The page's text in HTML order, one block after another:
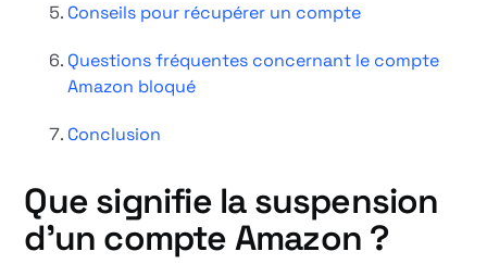
Conseils pour récupérer un compte
Questions fréquentes concernant le compte
Amazon bloqué
Conclusion
Que signifie la suspension
d'un compte Amazon ?